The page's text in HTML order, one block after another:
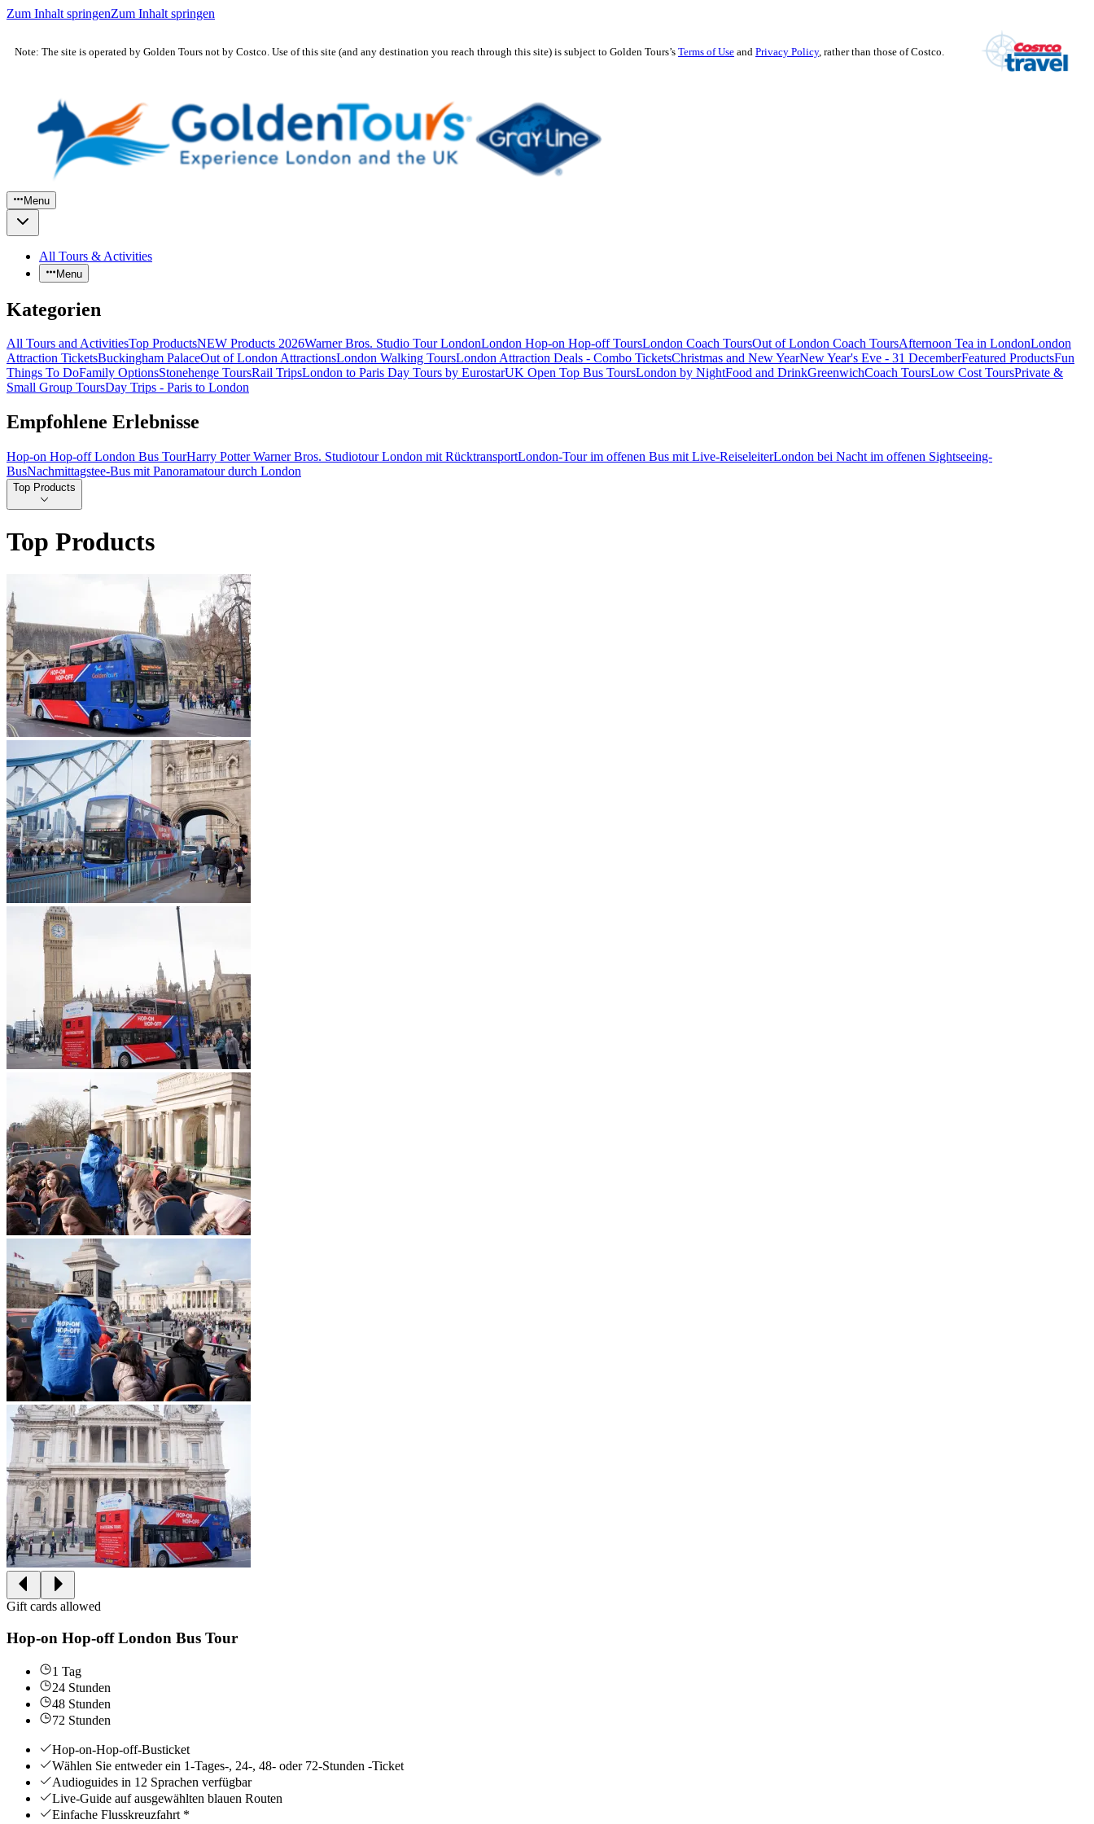
Zum Inhalt springenZum Inhalt springen
Note: The site is operated by Golden Tours not by Costco. Use of this site (and any destination you reach through this site) is subject to Golden Tours’s Terms of Use and Privacy Policy, rather than those of Costco.
Menu
All Tours & Activities
Menu
Kategorien
All Tours and ActivitiesTop ProductsNEW Products 2026Warner Bros. Studio Tour LondonLondon Hop-on Hop-off ToursLondon Coach ToursOut of London Coach ToursAfternoon Tea in LondonLondon
Attraction TicketsBuckingham PalaceOut of London AttractionsLondon Walking ToursLondon Attraction Deals - Combo TicketsChristmas and New YearNew Year's Eve - 31 DecemberFeatured ProductsFun
Things To DoFamily OptionsStonehenge ToursRail TripsLondon to Paris Day Tours by EurostarUK Open Top Bus ToursLondon by NightFood and DrinkGreenwichCoach ToursLow Cost ToursPrivate &
Small Group ToursDay Trips - Paris to London
Empfohlene Erlebnisse
Hop-on Hop-off London Bus TourHarry Potter Warner Bros. Studiotour London mit RücktransportLondon-Tour im offenen Bus mit Live-ReiseleiterLondon bei Nacht im offenen Sightseeing-
BusNachmittagstee-Bus mit Panoramatour durch London
Top Products
Top Products
Gift cards allowed
Hop-on Hop-off London Bus Tour
1 Tag
24 Stunden
48 Stunden
72 Stunden
Hop-on-Hop-off-Busticket
Wählen Sie entweder ein 1-Tages-, 24-, 48- oder 72-Stunden -Ticket
Audioguides in 12 Sprachen verfügbar
Live-Guide auf ausgewählten blauen Routen
Einfache Flusskreuzfahrt *